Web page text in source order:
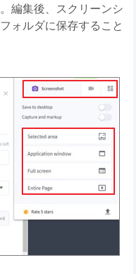
編集後、スクリーンシ
ォルダに保存すること